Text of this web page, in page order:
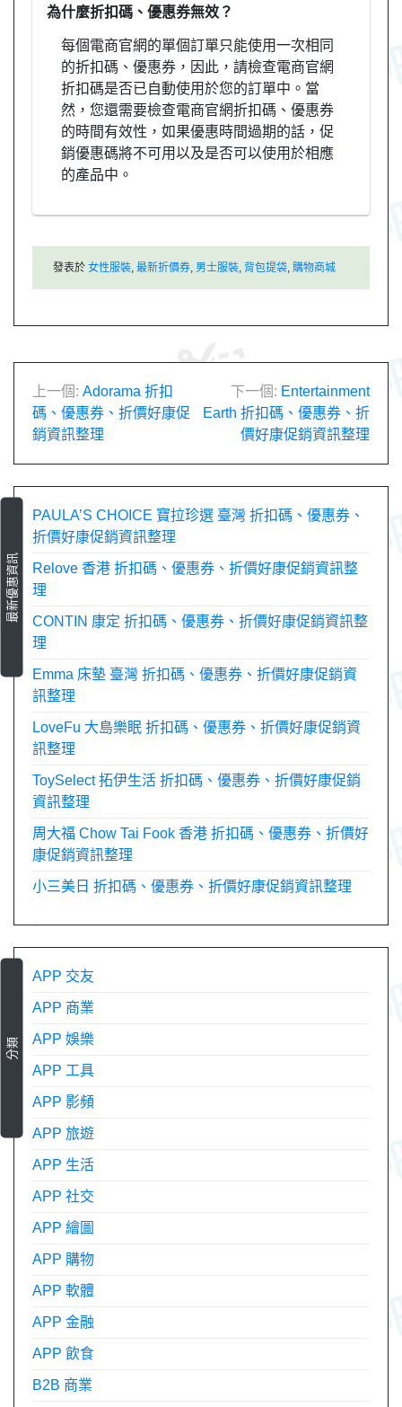
為什麼折扣碼、優惠券無效？
每個電商官網的單個訂單只能使用一次相同
的折扣碼、優惠券，因此，請檢查電商官網
折扣碼是否已自動使用於您的訂單中。當
然，您還需要檢查電商官網折扣碼、優惠券
的時間有效性，如果優惠時間過期的話，促
銷優惠碼將不可用以及是否可以使用於相應
的產品中。
發表於 女性服裝 最新折價券 男士服裝 背包提袋 購物商城
文
章
導
上一個: Adorama 折扣
碼、優惠券、折價好康促
銷資訊整理
下一個: Entertainment
Earth 折扣碼、優惠券、折
價好康促銷資訊整理
最新優惠資訊
PAULA’S CHOICE 寶拉珍選 臺灣 折扣碼、優惠券、
折價好康促銷資訊整理
Relove 香港 折扣碼、優惠券、折價好康促銷資訊整
理
CONTIN 康定 折扣碼、優惠券、折價好康促銷資訊整
理
Emma 床墊 臺灣 折扣碼、優惠券、折價好康促銷資
訊整理
LoveFu 大島樂眠 折扣碼、優惠券、折價好康促銷資
訊整理
ToySelect 拓伊生活 折扣碼、優惠券、折價好康促銷
資訊整理
周大福 Chow Tai Fook 香港 折扣碼、優惠券、折價好
康促銷資訊整理
小三美日 折扣碼、優惠券、折價好康促銷資訊整理
分類
APP 交友
APP 商業
APP 娛樂
APP 工具
APP 影頻
APP 旅遊
APP 生活
APP 社交
APP 繪圖
APP 購物
APP 軟體
APP 金融
APP 飲食
B2B 商業